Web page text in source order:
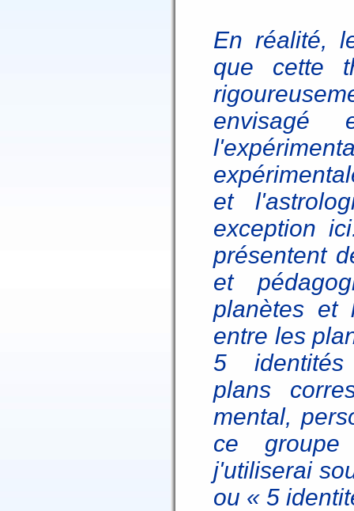
En réalité,
que cette
et
exception
présentent
et
planètes et
entre les
5
plans
mental,
ce groupe
j'utiliserai
ou « 5